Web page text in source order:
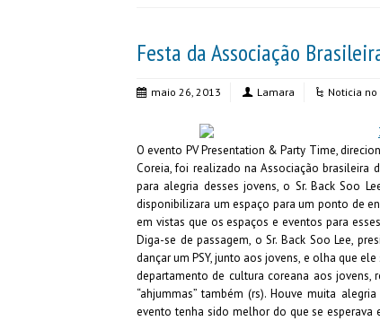
Festa da Associação
maio 26, 2013 Lamara Noticia
O evento PV Presentation & Party Time,
Coreia, foi realizado na Associação brasileira
para alegria desses jovens, o Sr. Back Soo
disponibilizara um espaço para um ponto de
em vistas que os espaços e eventos para
Diga-se de passagem, o Sr. Back Soo Lee,
dançar um PSY, junto aos jovens, e olha que
departamento de cultura coreana aos
“ahjummas” também (rs). Houve muita
evento tenha sido melhor do que se